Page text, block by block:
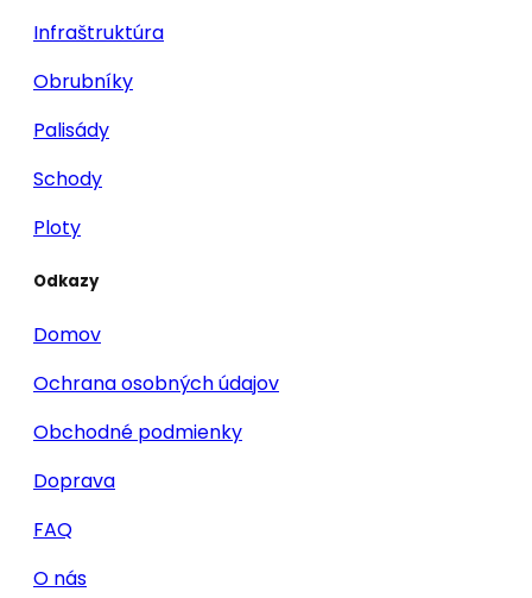
Infraštruktúra
Obrubníky
Palisády
Schody
Ploty
Odkazy
Domov
Ochrana osobných údajov
Obchodné podmienky
Doprava
FAQ
O nás